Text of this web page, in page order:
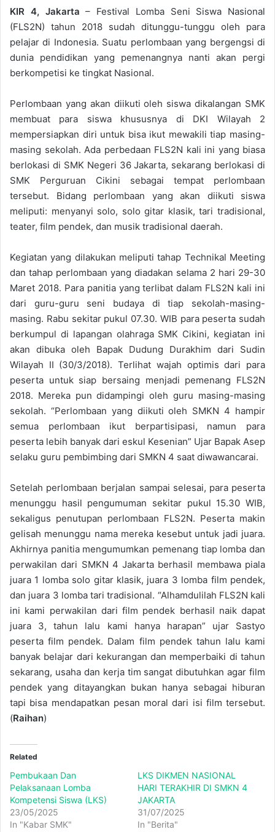
KIR 4, Jakarta – Festival Lomba Seni Siswa Nasional
(FLS2N) tahun 2018 sudah ditunggu-tunggu oleh para
pelajar di Indonesia. Suatu perlombaan yang bergengsi di
dunia pendidikan yang pemenangnya nanti akan pergi
berkompetisi ke tingkat Nasional.
Perlombaan yang akan diikuti oleh siswa dikalangan SMK
membuat para siswa khususnya di DKI Wilayah 2
mempersiapkan diri untuk bisa ikut mewakili tiap masing-
masing sekolah. Ada perbedaan FLS2N kali ini yang biasa
berlokasi di SMK Negeri 36 Jakarta, sekarang berlokasi di
SMK Perguruan Cikini sebagai tempat perlombaan
tersebut. Bidang perlombaan yang akan diikuti siswa
meliputi: menyanyi solo, solo gitar klasik, tari tradisional,
teater, film pendek, dan musik tradisional daerah.
Kegiatan yang dilakukan meliputi tahap Technikal Meeting
dan tahap perlombaan yang diadakan selama 2 hari 29-30
Maret 2018. Para panitia yang terlibat dalam FLS2N kali ini
dari guru-guru seni budaya di tiap sekolah-masing-
masing. Rabu sekitar pukul 07.30. WIB para peserta sudah
berkumpul di lapangan olahraga SMK Cikini, kegiatan ini
akan dibuka oleh Bapak Dudung Durakhim dari Sudin
Wilayah II (30/3/2018). Terlihat wajah optimis dari para
peserta untuk siap bersaing menjadi pemenang FLS2N
2018. Mereka pun didampingi oleh guru masing-masing
sekolah. “Perlombaan yang diikuti oleh SMKN 4 hampir
semua perlombaan ikut berpartisipasi, namun para
peserta lebih banyak dari eskul Kesenian” Ujar Bapak Asep
selaku guru pembimbing dari SMKN 4 saat diwawancarai.
Setelah perlombaan berjalan sampai selesai, para peserta
menunggu hasil pengumuman sekitar pukul 15.30 WIB,
sekaligus penutupan perlombaan FLS2N. Peserta makin
gelisah menunggu nama mereka kesebut untuk jadi juara.
Akhirnya panitia mengumumkan pemenang tiap lomba dan
perwakilan dari SMKN 4 Jakarta berhasil membawa piala
juara 1 lomba solo gitar klasik, juara 3 lomba film pendek,
dan juara 3 lomba tari tradisional. “Alhamdulilah FLS2N kali
ini kami perwakilan dari film pendek berhasil naik dapat
juara 3, tahun lalu kami hanya harapan” ujar Sastyo
peserta film pendek. Dalam film pendek tahun lalu kami
banyak belajar dari kekurangan dan memperbaiki di tahun
sekarang, usaha dan kerja tim sangat dibutuhkan agar film
pendek yang ditayangkan bukan hanya sebagai hiburan
tapi bisa mendapatkan pesan moral dari isi film tersebut.
(Raihan)
Related
Pembukaan Dan
Pelaksanaan Lomba
Kompetensi Siswa (LKS)
23/05/2025
In "Kabar SMK"
LKS DIKMEN NASIONAL
HARI TERAKHIR DI SMKN 4
JAKARTA
31/07/2025
In "Berita"